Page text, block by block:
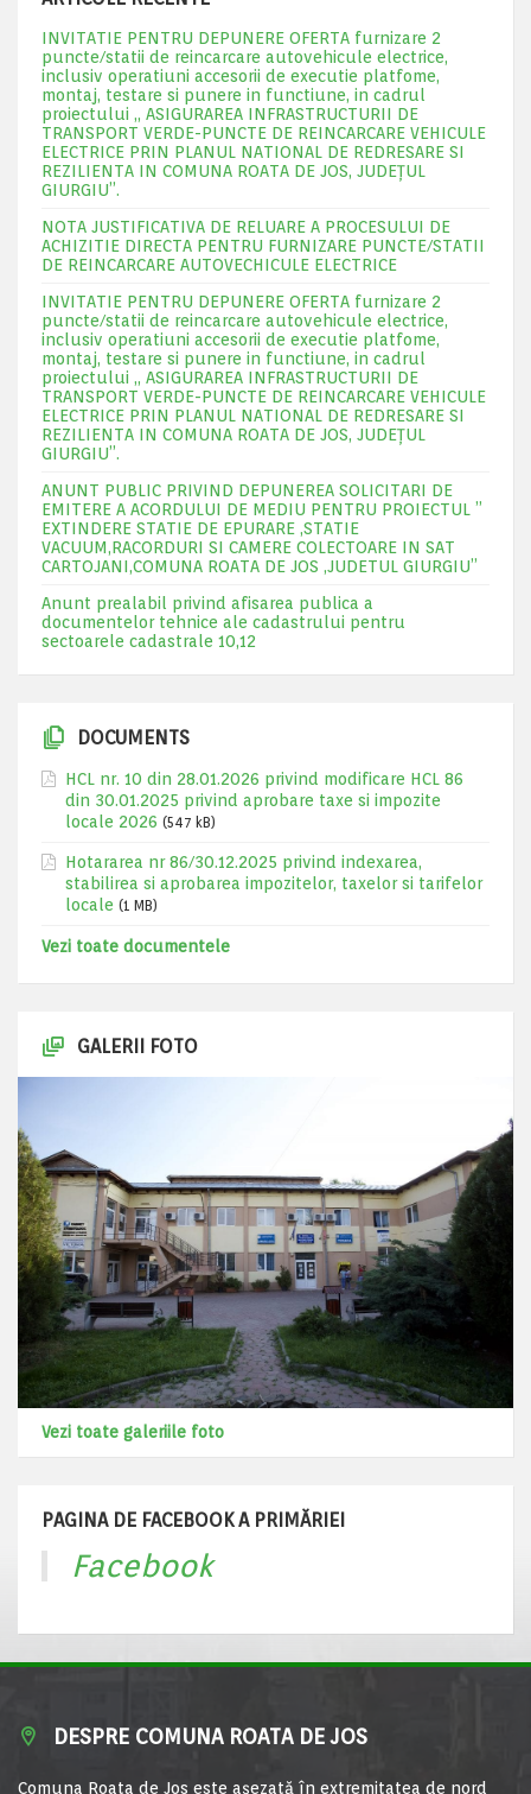
INVITATIE PENTRU DEPUNERE OFERTA furnizare 2
puncte/statii de reincarcare autovehicule electrice,
inclusiv operatiuni accesorii de executie platfome,
montaj, testare si punere in functiune, in cadrul
proiectului „ ASIGURAREA INFRASTRUCTURII DE
TRANSPORT VERDE-PUNCTE DE REINCARCARE VEHICULE
ELECTRICE PRIN PLANUL NATIONAL DE REDRESARE SI
REZILIENTA IN COMUNA ROATA DE JOS, JUDEŢUL
GIURGIU”.
NOTA JUSTIFICATIVA DE RELUARE A PROCESULUI DE
ACHIZITIE DIRECTA PENTRU FURNIZARE PUNCTE/STATII
DE REINCARCARE AUTOVECHICULE ELECTRICE
INVITATIE PENTRU DEPUNERE OFERTA furnizare 2
puncte/statii de reincarcare autovehicule electrice,
inclusiv operatiuni accesorii de executie platfome,
montaj, testare si punere in functiune, in cadrul
proiectului „ ASIGURAREA INFRASTRUCTURII DE
TRANSPORT VERDE-PUNCTE DE REINCARCARE VEHICULE
ELECTRICE PRIN PLANUL NATIONAL DE REDRESARE SI
REZILIENTA IN COMUNA ROATA DE JOS, JUDEŢUL
GIURGIU”.
ANUNT PUBLIC PRIVIND DEPUNEREA SOLICITARI DE
EMITERE A ACORDULUI DE MEDIU PENTRU PROIECTUL ”
EXTINDERE STATIE DE EPURARE ,STATIE
VACUUM,RACORDURI SI CAMERE COLECTOARE IN SAT
CARTOJANI,COMUNA ROATA DE JOS ,JUDETUL GIURGIU”
Anunt prealabil privind afisarea publica a
documentelor tehnice ale cadastrului pentru
sectoarele cadastrale 10,12
DOCUMENTS
HCL nr. 10 din 28.01.2026 privind modificare HCL 86
din 30.01.2025 privind aprobare taxe si impozite
locale 2026 (547 kB)
Hotararea nr 86/30.12.2025 privind indexarea,
stabilirea si aprobarea impozitelor, taxelor si tarifelor
locale (1 MB)
Vezi toate documentele
GALERII FOTO
Vezi toate galeriile foto
PAGINA DE FACEBOOK A PRIMĂRIEI
Facebook
DESPRE COMUNA ROATA DE JOS
Comuna Roata de Jos este aşezată în extremitatea de nord